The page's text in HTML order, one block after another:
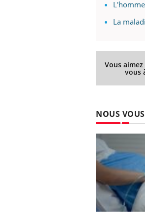
La
Vous
vous
NOUS
Il y a des sujets qui sont